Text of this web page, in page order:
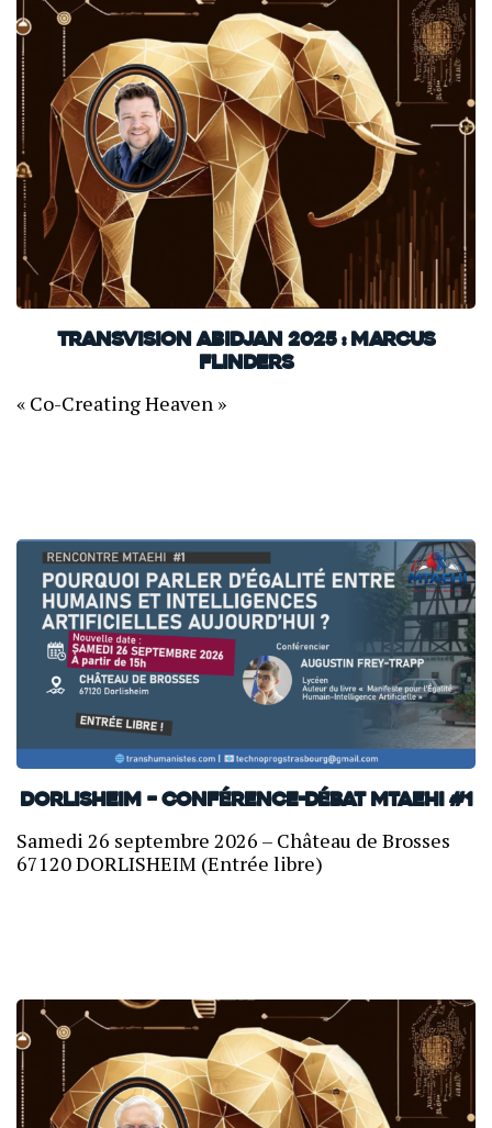
TransVision Abidjan 2025 : Marcus
Flinders
« Co-Creating Heaven »
Dorlisheim – Conférence-débat MTAEHI #1
Samedi 26 septembre 2026 – Château de Brosses
67120 DORLISHEIM (Entrée libre)